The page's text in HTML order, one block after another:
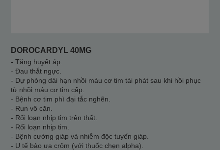
DOROCARDYL 40MG
- Tăng huyết áp.
- Đau thắt ngực.
- Dự phòng dài hạn nhồi máu cơ tim tái phát sau khi hồi phục
từ nhồi máu cơ tim cấp.
- Bệnh cơ tim phì đại tắc nghẽn.
- Run vô căn.
- Rối loạn nhịp tim trên thất.
- Rối loạn nhịp tim.
- Bệnh cường giáp và nhiễm độc tuyến giáp.
- U tế bào ưa crôm (với thuốc chẹn alpha).